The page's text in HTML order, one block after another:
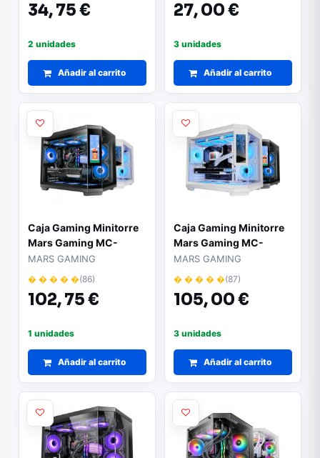
34,75 €
2 unidades
Añadir al carrito
27,00 €
3 unidades
Añadir al carrito
Caja Gaming Minitorre
Mars Gaming MC-
3TCORELCDM
MARS GAMING
� � � � �(86)
102,75 €
1 unidades
Añadir al carrito
Caja Gaming Minitorre
Mars Gaming MC-
3TCORELCDM/ Blanca
MARS GAMING
� � � � �(87)
105,00 €
3 unidades
Añadir al carrito